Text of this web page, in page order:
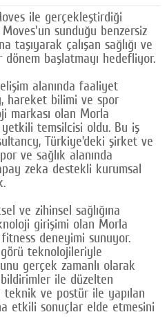
ile gerçekleştirdiği
sunduğu benzersiz
taşıyarak çalışan sağlığı ve
başlatmayı hedefliyor.
alanında faaliyet
hareket bilimi ve spor
markası olan Morla
temsilcisi oldu. Bu iş
Türkiye’deki şirket ve
ve sağlık alanında
zeka destekli kurumsal
ve zihinsel sağlığına
girişimi olan Morla
deneyimi sunuyor.
teknolojileriyle
gerçek zamanlı olarak
ile düzelten
ve postür ile yapılan
etkili sonuçlar elde etmesini